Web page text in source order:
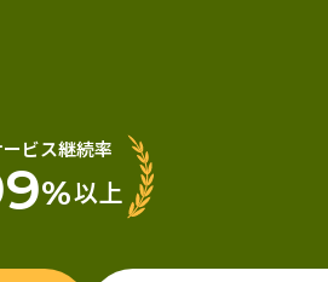
ービス継続率
%以上